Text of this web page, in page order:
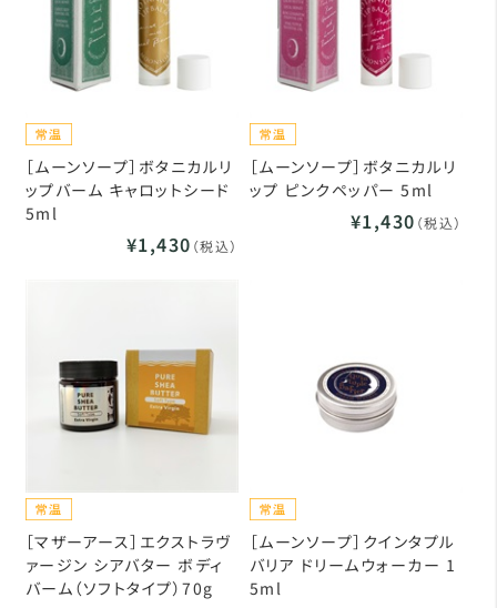
［ムーンソープ］ボタニカルリ
ップバーム キャロットシード
5ml
¥1,430 （税込）
［ムーンソープ］ボタニカルリ
ップ ピンクペッパー 5ml
¥1,430 （税込）
［マザーアース］エクストラヴ
ァージン シアバター ボディ
バーム（ソフトタイプ）70g
［ムーンソープ］クインタプル
バリア ドリームウォーカー 1
5ml